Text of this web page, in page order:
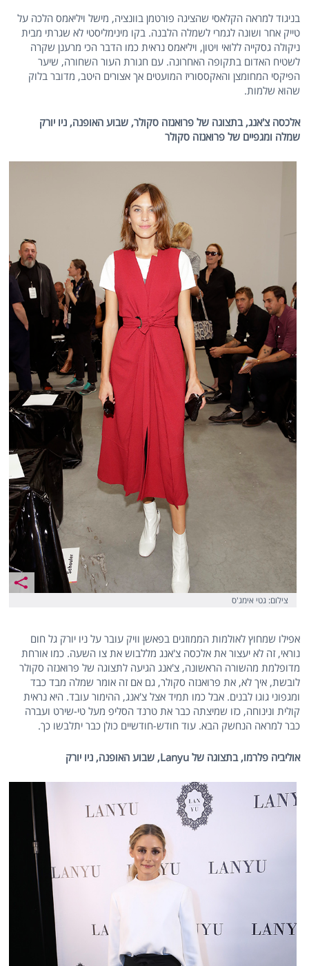
בניגוד למראה הקלאסי שהציגה פורטמן בוונציה, מישל ויליאמס הלכה על
טייק אחר ושונה לגמרי לשמלה הלבנה. בקו מינימליסטי לא שגרתי מבית
ניקולה גסקייה ללואי ויטון, ויליאמס נראית כמו הדבר הכי מרענן שקרה
לשטיח האדום בתקופה האחרונה. עם חגורת העור השחורה, שיער
הפיקסי המחומצן והאקססוריז המועטים אך אצורים היטב, מדובר בלוק
שהוא שלמות.
אלכסה צ'אנג, בתצוגה של פרואנזה סקולר, שבוע האופנה, ניו יורק
שמלה ומגפיים של פרואנזה סקולר
צילום: גטי אימג'ס
אפילו שמחוץ לאולמות הממוזגים בפאשן וויק עובר על ניו יורק גל חום
נוראי, זה לא יעצור את אלכסה צ'אנג מללבוש את צו השעה. כמו אורחת
מדופלמת מהשורה הראשונה, צ'אנג הגיעה לתצוגה של פרואנזה סקולר
לובשת, איך לא, את פרואנזה סקולר, גם אם זה אומר שמלה מבד כבד
ומגפוני גוגו לבנים. אבל כמו תמיד אצל צ'אנג, ההימור עובד. היא נראית
קולית ונינוחה, כזו שמיצתה כבר את טרנד הסליפ מעל טי-שירט ועברה
כבר למראה הנחשק הבא. עוד חודש-חודשיים כולן כבר יתלבשו כך.
אוליביה פלרמו, בתצוגה שלLanyu, שבוע האופנה, ניו יורק